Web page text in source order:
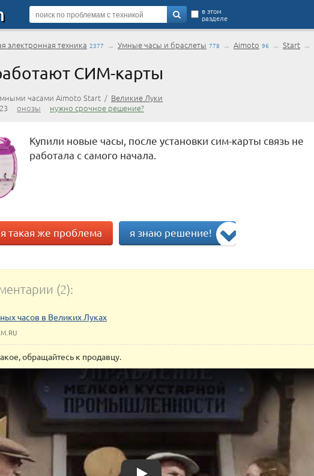
в этом
разделе
электронная техника 2377 → Умные часы и браслеты 778 → Aimoto 96 → Start →
СИМ-карты
часами Aimoto Start / Великие Луки
онозы нужно срочное решение?
Купили новые часы, после установки сим-карты связь не
работала с самого начала.
такая же проблема я знаю решение!
(2):
часов в Великих Луках
обращайтесь к продавцу.
Play